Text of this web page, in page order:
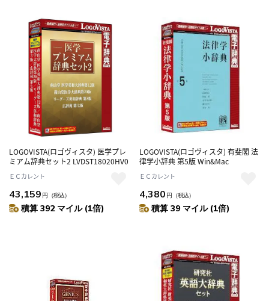
LOGOVISTA(ロゴヴィスタ) 医学プレ
ミアム辞典セット2 LVDST18020HV0
ＥＣカレント
43,159 円 （税込）
積算 392 マイル (1倍)
LOGOVISTA(ロゴヴィスタ) 有斐閣 法
律学小辞典 第5版 Win&Mac
ＥＣカレント
4,380 円 （税込）
積算 39 マイル (1倍)